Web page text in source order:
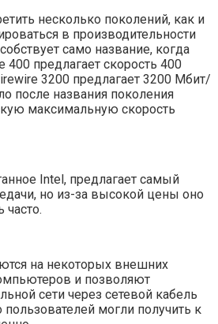
несколько поколений, как и
в производительности
само название, когда
предлагает скорость 400
3200 предлагает 3200 Мбит/
после названия поколения
максимальную скорость
Intel, предлагает самый
но из-за высокой цены оно
часто.
на некоторых внешних
и позволяют
сети через сетевой кабель
могли получить к